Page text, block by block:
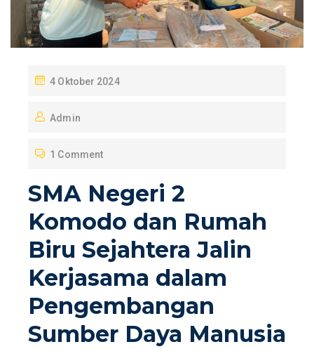
P
S
E
O
N
4 Oktober 2024
Admin
1 Comment
SMA Negeri 2
Komodo dan Rumah
Biru Sejahtera Jalin
Kerjasama dalam
Pengembangan
Sumber Daya Manusia